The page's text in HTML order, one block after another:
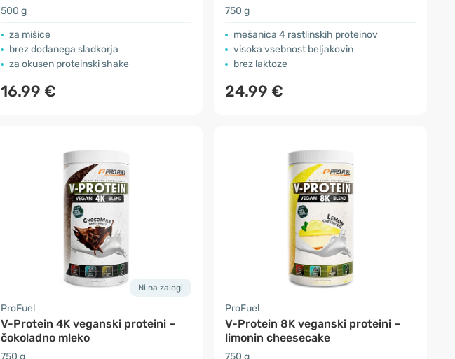
500 g
za mišice
brez dodanega sladkorja
za okusen proteinski shake
16.99 €
750 g
mešanica 4 rastlinskih proteinov
visoka vsebnost beljakovin
brez laktoze
24.99 €
Ni na zalogi
ProFuel
V-Protein 4K veganski proteini –
čokoladno mleko
ProFuel
V-Protein 8K veganski proteini –
limonin cheesecake